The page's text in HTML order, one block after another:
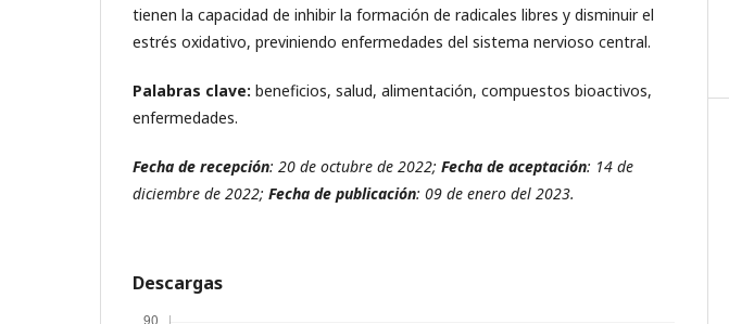
tienen la capacidad de inhibir la formación de radicales libres y disminuir el
estrés oxidativo, previniendo enfermedades del sistema nervioso central.
Palabras clave: beneficios, salud, alimentación, compuestos bioactivos,
enfermedades.
Fecha de recepción: 20 de octubre de 2022; Fecha de aceptación: 14 de
diciembre de 2022; Fecha de publicación: 09 de enero del 2023.
Descargas